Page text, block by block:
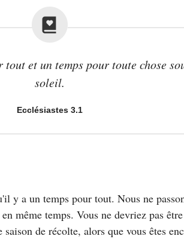
et un temps pour toute chose
soleil.
Ecclésiastes 3.1
y a un temps pour tout. Nous ne
même temps. Vous ne devriez pas
de récolte, alors que vous êtes